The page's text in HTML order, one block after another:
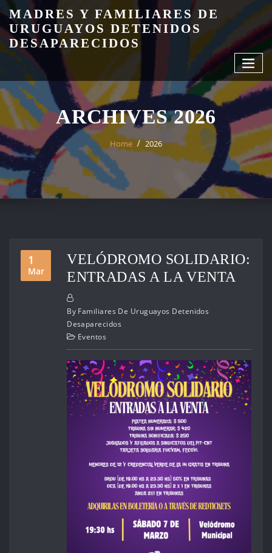
Skip
content
MADRES Y FAMILIARES DE
URUGUAYOS DETENIDOS
DESAPARECIDOS
ARCHIVES 2026
Home 2026
1
Mar
VELÓDROMO SOLIDARIO:
ENTRADAS A LA VENTA
By Familiares De Uruguayos Detenidos
Desaparecidos
Eventos